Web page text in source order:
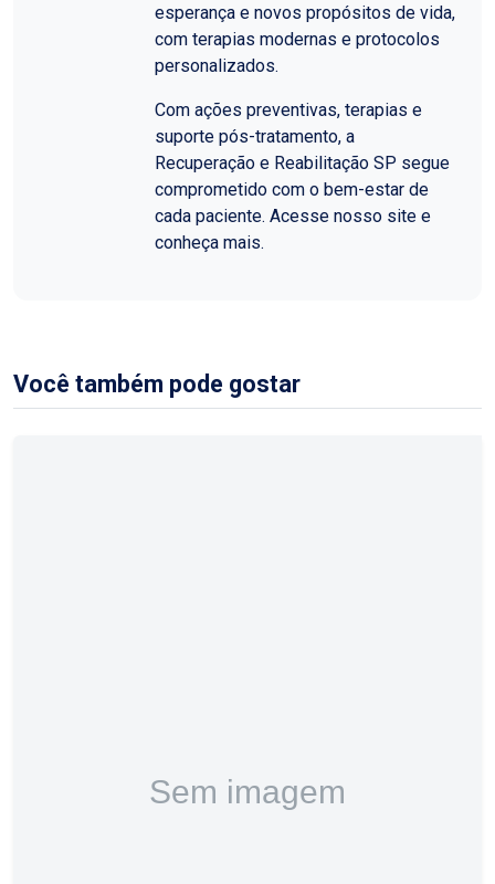
esperança e novos propósitos de vida,
com terapias modernas e protocolos
personalizados.
Com ações preventivas, terapias e
suporte pós-tratamento, a
Recuperação e Reabilitação SP segue
comprometido com o bem-estar de
cada paciente. Acesse nosso site e
conheça mais.
Você também pode gostar